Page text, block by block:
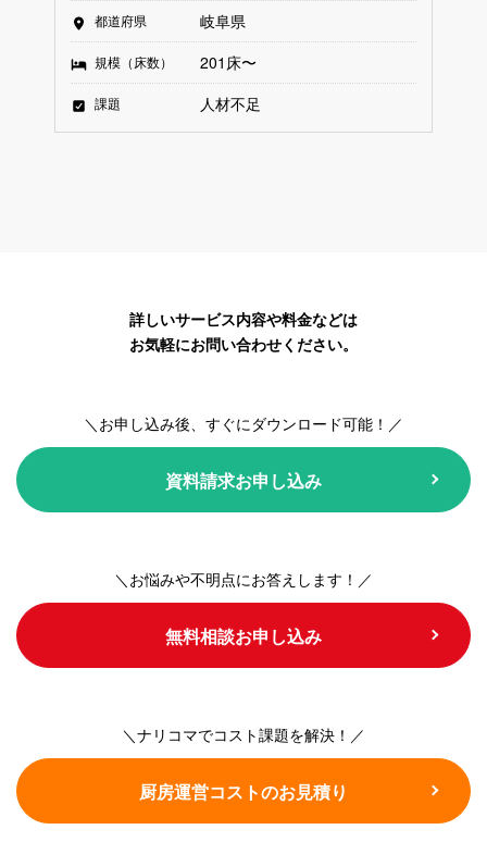
都道府県 岐阜県
規模（床数） 201床〜
課題 人材不足
詳しいサービス内容や料金などは
お気軽にお問い合わせください。
＼お申し込み後、すぐにダウンロード可能！／
資料請求お申し込み
＼お悩みや不明点にお答えします！／
無料相談お申し込み
＼ナリコマでコスト課題を解決！／
厨房運営コストのお見積り